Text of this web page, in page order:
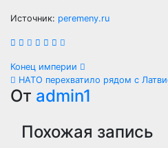
Источник: peremeny.ru
Навигация
по
записям
Конец империи
НАТО перехватило рядом с
От admin1
Похожая запись